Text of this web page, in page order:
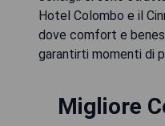
Hotel Colombo e il
dove comfort e
garantirti momenti di
Migliore